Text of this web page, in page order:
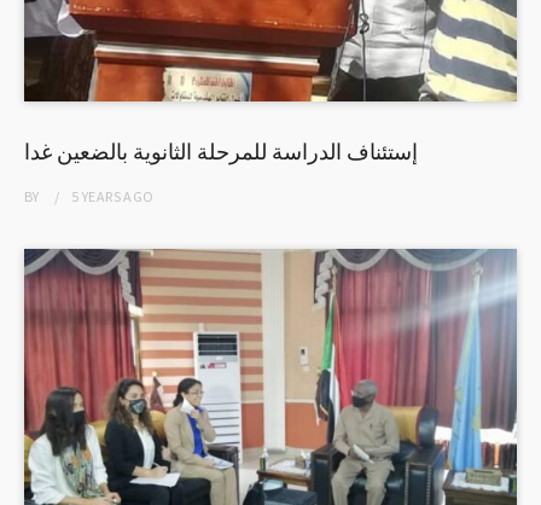
إستئناف الدراسة للمرحلة الثانوية بالضعين غدا
BY 5 YEARSAGO